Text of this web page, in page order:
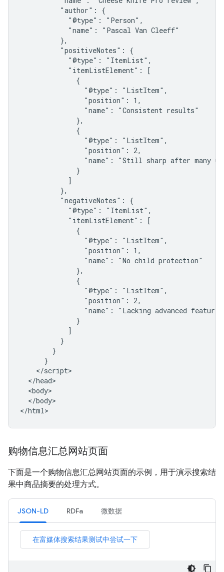
          "author": {
            "@type": "Person",
            "name": "Pascal Van Cleeff"
          },
          "positiveNotes": {
            "@type": "ItemList",
            "itemListElement": [
              {
                "@type": "ListItem",
                "position": 1,
                "name": "Consistent results"
              },
              {
                "@type": "ListItem",
                "position": 2,
"name": "Still sharp after many
              }
            ]
          },
          "negativeNotes": {
            "@type": "ItemList",
            "itemListElement": [
              {
                "@type": "ListItem",
                "position": 1,
                "name": "No child protection"
              },
              {
                "@type": "ListItem",
                "position": 2,
"name": "Lacking advanced
              }
            ]
          }
        }
      }
    </script>
  </head>
  <body>
  </body>
</html>
购物信息汇总网站页面
下面是一个购物信息汇总网站页面的示例，用于演示搜索结
果中商品摘要的处理方式。
JSON-LD RDFa 微数据